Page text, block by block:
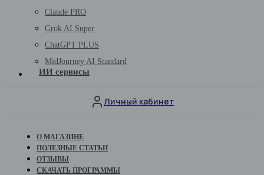
Claude PRO
Grok AI Super
ChatGPT PLUS
MidJourney AI Standard
ИИ сервисы
Личный кабинет
О МАГАЗИНЕ
ПОЛЕЗНЫЕ СТАТЬИ
ОТЗЫВЫ
СКАЧАТЬ ПРОГРАММЫ